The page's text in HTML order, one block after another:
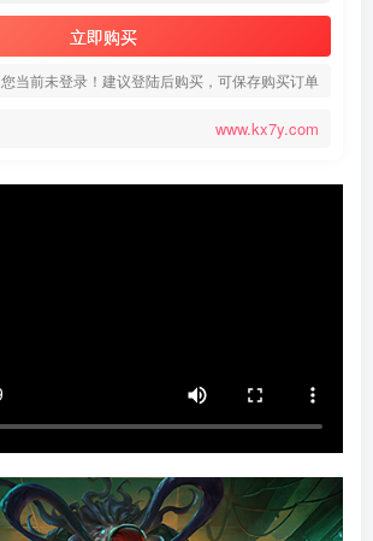
立即购买
您当前未登录！建议登陆后购买，可保存购买订单
www.kx7y.com